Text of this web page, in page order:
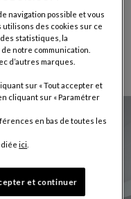
graphique et design,
numérotés
navigation possible et vous
des cookies sur ce
statistiques, la
notre communication.
d’autres marques.
sur « Tout accepter et
cliquant sur « Paramétrer
en bas de toutes les
ici.
et continuer